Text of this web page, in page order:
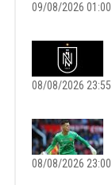
09/08/2026 01:00
08/08/2026 23:55
08/08/2026 23:00